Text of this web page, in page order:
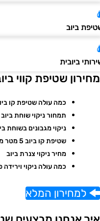
ביוב
ביובית
שטיפת קווי
כמה עולה שטיפת קו
תמחור ניקוי שוחת ביוב
ניקוי מגבונים בשוחת
שטיפת קו ביוב 5 מטר מחיר
מחיר ניקוי צנרת ביוב
כמה עולה ניקוי וירידה
למחירון המלא